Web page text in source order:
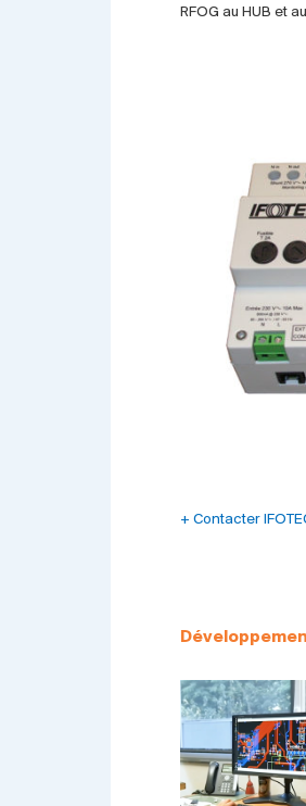
RFOG au HUB et
+ Contacter